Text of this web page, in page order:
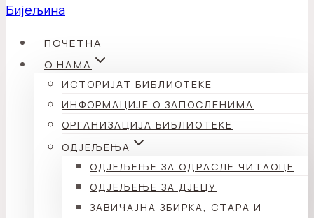
ПОЧЕТНА
О НАМА
ИСТОРИЈАТ БИБЛИОТЕКЕ
ИНФОРМАЦИЈЕ О ЗАПОСЛЕНИМА
ОРГАНИЗАЦИЈА БИБЛИОТЕКЕ
ОДЈЕЉЕЊА
ОДЈЕЉЕЊЕ ЗА ОДРАСЛЕ ЧИТАОЦЕ
ОДЈЕЉЕЊЕ ЗА ДЈЕЦУ
ЗАВИЧАЈНА ЗБИРКА, СТАРА И